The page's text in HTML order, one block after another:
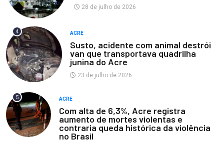
28 de julho de 2026
4 ACRE
Susto, acidente com animal destrói
van que transportava quadrilha
junina do Acre
23 de julho de 2026
5 ACRE
Com alta de 6,3%, Acre registra
aumento de mortes violentas e
contraria queda histórica da violência
no Brasil